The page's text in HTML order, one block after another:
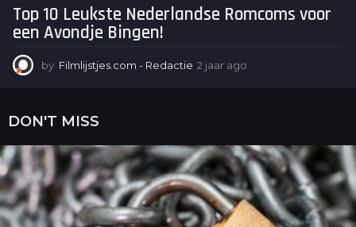
Top 10 Leukste Nederlandse Romcoms voor
een Avondje Bingen!
by Filmlijstjes.com - Redactie 2 jaar ago
g
o
DON'T MISS